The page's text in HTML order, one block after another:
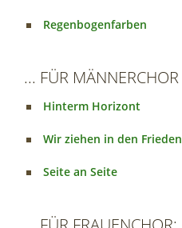
Regenbogenfarben
... FÜR MÄNNERCHOR
Hinterm Horizont
Wir ziehen in den Frieden
Seite an Seite